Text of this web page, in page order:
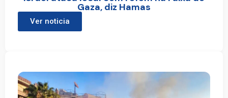
Gaza, diz Hamas
Ver noticia